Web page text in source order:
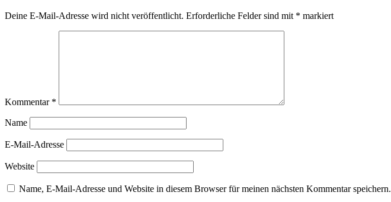
Deine E-Mail-Adresse wird nicht veröffentlicht. Erforderliche Felder sind mit * markiert
Kommentar *
Name
E-Mail-Adresse
Website
Name, E-Mail-Adresse und Website in diesem Browser für meinen nächsten Kommentar speichern.